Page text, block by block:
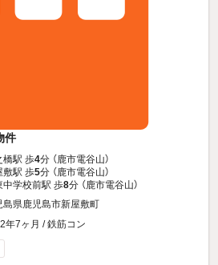
件
橋駅 歩4分 （鹿市電谷山）
敷駅 歩5分 （鹿市電谷山）
中学校前駅 歩8分 （鹿市電谷山）
島県鹿児島市新屋敷町
年7ヶ月 / 鉄筋コン